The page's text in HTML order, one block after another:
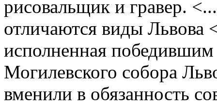
рисовальщик и гравер.
отличаются виды Львова
исполненная победившим
Могилевского собора
вменили в обязанность